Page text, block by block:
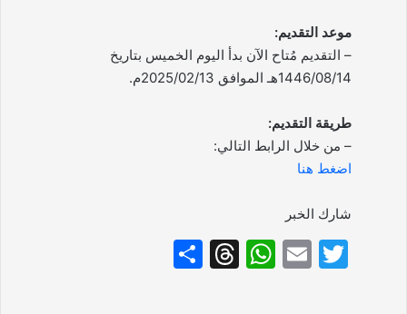
موعد التقديم:
– التقديم مُتاح الآن بدأ اليوم الخميس بتاريخ
1446/08/14هـ الموافق 2025/02/13م.
طريقة التقديم:
– من خلال الرابط التالي:
اضغط هنا
شارك الخبر
T
E
W
T